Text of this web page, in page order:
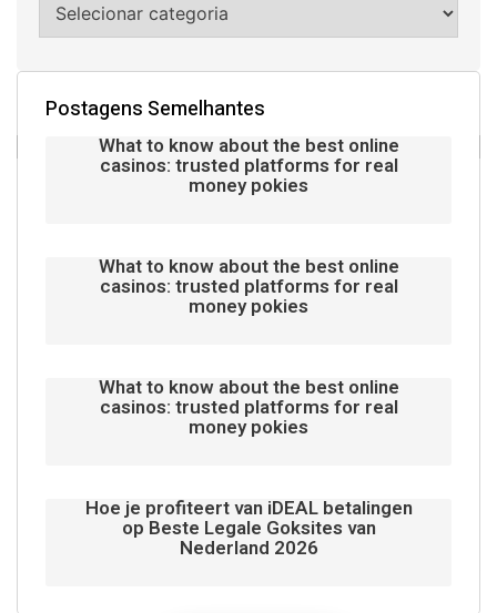
Postagens Semelhantes
What to know about the best online
casinos: trusted platforms for real
money pokies
What to know about the best online
casinos: trusted platforms for real
money pokies
What to know about the best online
casinos: trusted platforms for real
money pokies
Hoe je profiteert van iDEAL betalingen
op Beste Legale Goksites van
Nederland 2026